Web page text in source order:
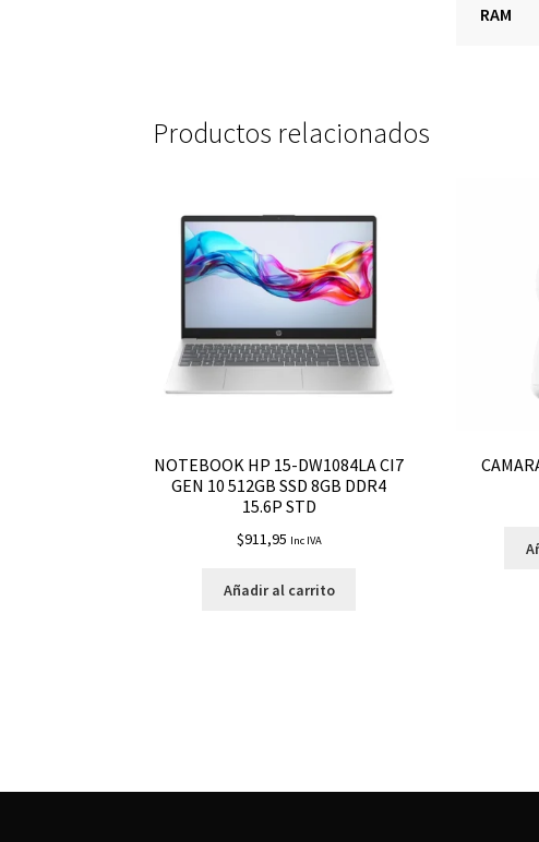
RAM
Productos relacionados
NOTEBOOK HP 15-DW1084LA CI7
GEN 10 512GB SSD 8GB DDR4
15.6P STD
$911,95 Inc IVA
Añadir al carrito